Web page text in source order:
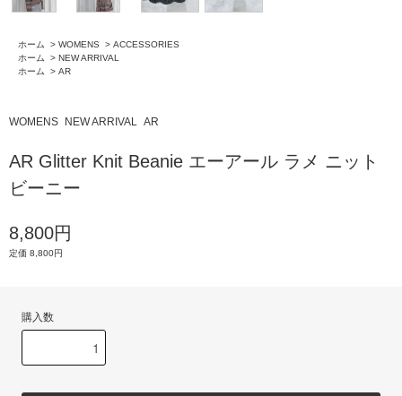
ホーム > WOMENS > ACCESSORIES
ホーム
> NEW ARRIVAL
ホーム
> AR
WOMENS NEW ARRIVAL AR
AR Glitter Knit Beanie エーアール ラメ ニット
ビーニー
8,800円
定価 8,800円
購入数